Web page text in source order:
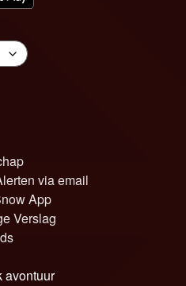
via email
App
Verslag
avontuur